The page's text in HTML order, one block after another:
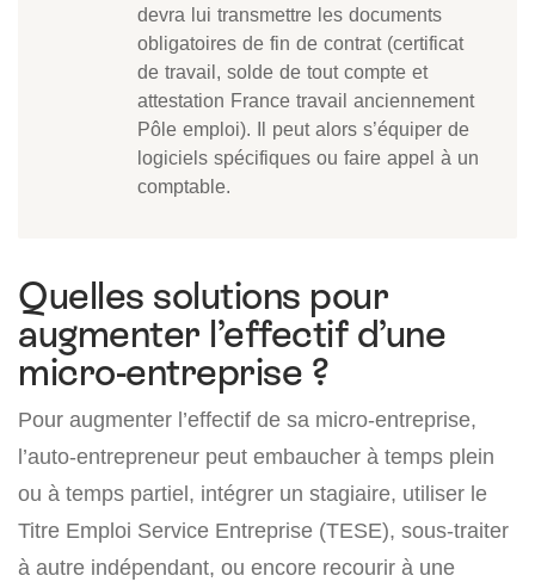
devra lui transmettre les documents
obligatoires de fin de contrat (certificat
de travail, solde de tout compte et
attestation France travail anciennement
Pôle emploi). Il peut alors s’équiper de
logiciels spécifiques ou faire appel à un
comptable.
Quelles solutions pour
augmenter l’effectif d’une
micro-entreprise ?
Pour augmenter l’effectif de sa micro-entreprise,
l’auto-entrepreneur peut embaucher à temps plein
ou à temps partiel, intégrer un stagiaire, utiliser le
Titre Emploi Service Entreprise (TESE), sous-traiter
à autre indépendant, ou encore recourir à une